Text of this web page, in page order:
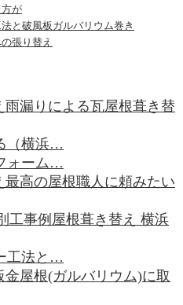
が
と破風板ガルバリウム巻き
張り替え
雨漏りによる瓦屋根葺き替
（横浜…
ォーム…
最高の屋根職人に頼みたい
屋根葺き替え 横浜
工法と…
金屋根(ガルバリウム)に取